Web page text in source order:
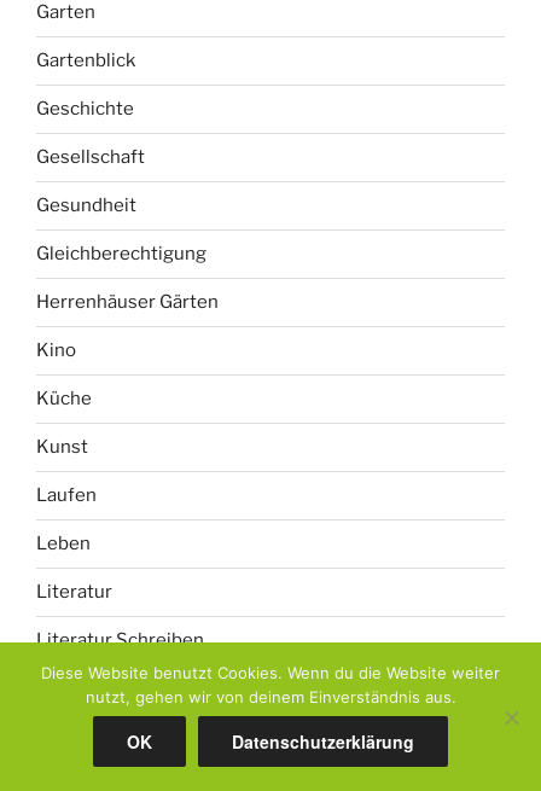
Garten
Gartenblick
Geschichte
Gesellschaft
Gesundheit
Gleichberechtigung
Herrenhäuser Gärten
Kino
Küche
Kunst
Laufen
Leben
Literatur
Literatur Schreiben
Monatsrückblick
Diese Website benutzt Cookies. Wenn du die Website weiter
nutzt, gehen wir von deinem Einverständnis aus.
OK Datenschutzerklärung